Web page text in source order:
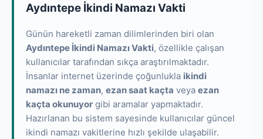
Aydıntepe İkindi Namazı Vakti
Günün hareketli zaman dilimlerinden biri olan
Aydıntepe İkindi Namazı Vakti, özellikle çalışan
kullanıcılar tarafından sıkça araştırılmaktadır.
İnsanlar internet üzerinde çoğunlukla ikindi
namazı ne zaman, ezan saat kaçta veya ezan
kaçta okunuyor gibi aramalar yapmaktadır.
Hazırlanan bu sistem sayesinde kullanıcılar güncel
ikindi namazı vakitlerine hızlı şekilde ulaşabilir.